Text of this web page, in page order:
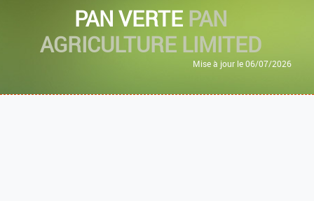
PAN VERTE PAN
AGRICULTURE LIMITED
Mise à jour le 06/07/2026